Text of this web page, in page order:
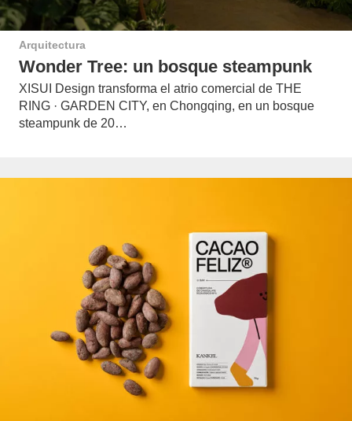
Arquitectura
Wonder Tree: un bosque steampunk
XISUI Design transforma el atrio comercial de THE
RING · GARDEN CITY, en Chongqing, en un bosque
steampunk de 20…